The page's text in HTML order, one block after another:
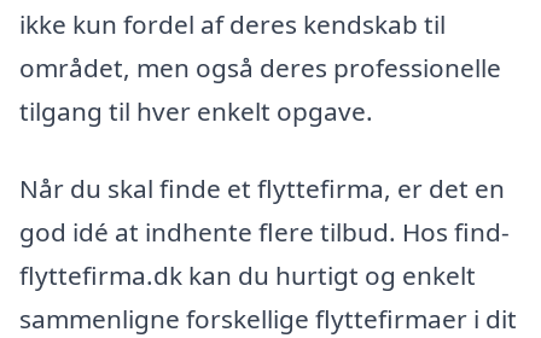
ikke kun fordel af deres kendskab til
området, men også deres professionelle
tilgang til hver enkelt opgave.
Når du skal finde et flyttefirma, er det en
god idé at indhente flere tilbud. Hos find-
flyttefirma.dk kan du hurtigt og enkelt
sammenligne forskellige flyttefirmaer i dit